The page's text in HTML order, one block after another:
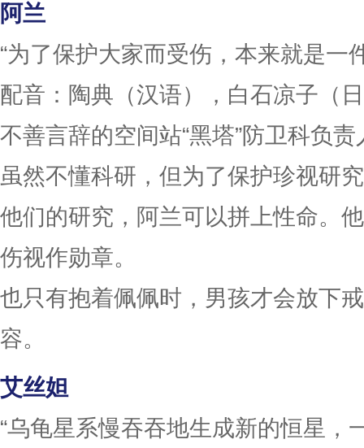
阿兰
“为了保护大家而受伤，本来就是一
配音：陶典（汉语），白石凉子（
不善言辞的空间站“黑塔”防卫科负责
虽然不懂科研，但为了保护珍视研
他们的研究，阿兰可以拼上性命。
伤视作勋章。
也只有抱着佩佩时，男孩才会放下
容。
艾丝妲
“乌龟星系慢吞吞地生成新的恒星，